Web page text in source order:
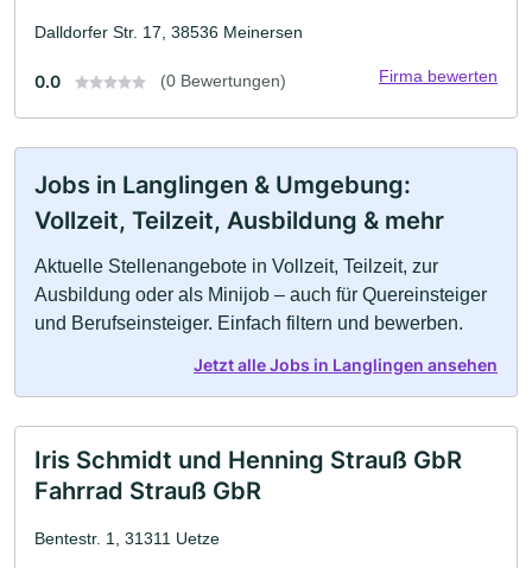
Dalldorfer Str. 17, 38536 Meinersen
0.0 (0 Bewertungen) Firma bewerten
Jobs in Langlingen & Umgebung:
Vollzeit, Teilzeit, Ausbildung & mehr
Aktuelle Stellenangebote in Vollzeit, Teilzeit, zur
Ausbildung oder als Minijob – auch für Quereinsteiger
und Berufseinsteiger. Einfach filtern und bewerben.
Jetzt alle Jobs in Langlingen ansehen
Iris Schmidt und Henning Strauß GbR
Fahrrad Strauß GbR
Bentestr. 1, 31311 Uetze